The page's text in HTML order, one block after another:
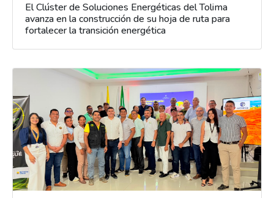
El Clúster de Soluciones Energéticas del Tolima
avanza en la construcción de su hoja de ruta para
fortalecer la transición energética